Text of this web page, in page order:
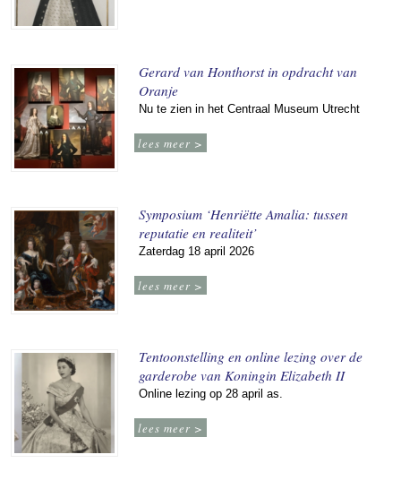
Gerard van Honthorst in opdracht van
Oranje
Nu te zien in het Centraal Museum Utrecht
lees meer >
Symposium ‘Henriëtte Amalia: tussen
reputatie en realiteit’
Zaterdag 18 april 2026
lees meer >
Tentoonstelling en online lezing over de
garderobe van Koningin Elizabeth II
Online lezing op 28 april as.
lees meer >